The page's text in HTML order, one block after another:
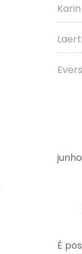
Karin
É